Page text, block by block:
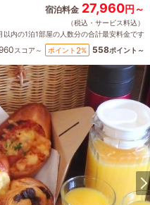
宿泊料金 27,960円～
（税込・サービス料込）
以内の1泊1部屋の人数分の合計最安料金です
スコア～ ポイント 2% 558ポイント～